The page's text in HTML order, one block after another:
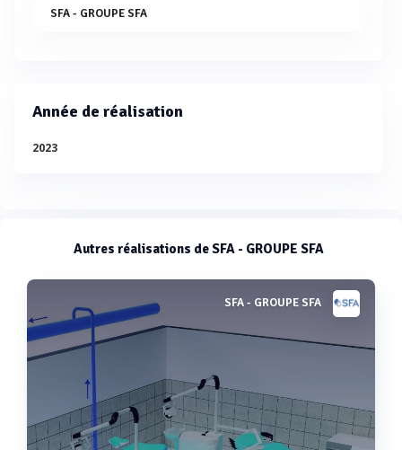
SFA - GROUPE SFA
Année de réalisation
2023
Autres réalisations de SFA - GROUPE SFA
SFA - GROUPE SFA